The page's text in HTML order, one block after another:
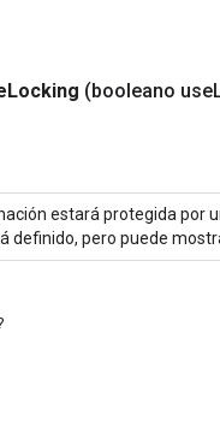
Locking (booleano use
estará protegida por
definido, pero puede